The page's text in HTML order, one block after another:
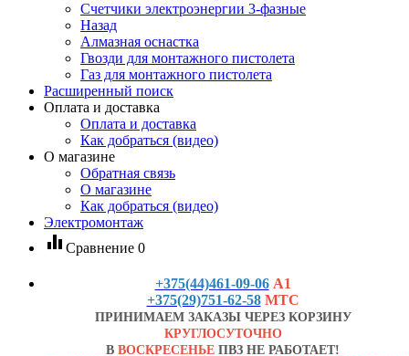
Счетчики электроэнергии 3-фазные
Назад
Алмазная оснастка
Гвозди для монтажного пистолета
Газ для монтажного пистолета
Расширенный поиск
Оплата и доставка
Оплата и доставка
Как добраться (видео)
О магазине
Обратная связь
О магазине
Как добраться (видео)
Электромонтаж
equalizer Сравнение 0
+375(44)461-09-06 А1
+375(29)751-62-58 МТС
ПРИНИМАЕМ ЗАКАЗЫ ЧЕРЕЗ КОРЗИНУ
КРУГЛОСУТОЧНО
В ВОСКРЕСЕНЬЕ ПВЗ НЕ РАБОТАЕТ!